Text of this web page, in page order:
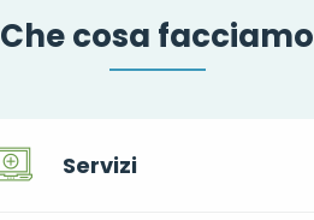
Che cosa facciamo
Servizi